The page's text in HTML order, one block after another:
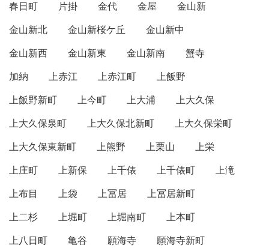
春日町 片掛 金代 金屋
金山新
金山新北
金山新桜ケ丘
金山新中
金山新西
金山新東 金山新南
蟹寺
加納
上赤江 上赤江町
上飯野
上飯野新町
上今町 上大浦
上大久保
上大久保泉町
上大久保北新町
上大久保栄町
上大久保東新町
上熊野 上栗山
上栄
上庄町
上新保 上千俵 上千俵町
上滝
上布目
上袋 上冨居
上冨居新町
上二杉
上堀町 上堀南町
上本町
上八日町
亀谷 願海寺
願海寺新町